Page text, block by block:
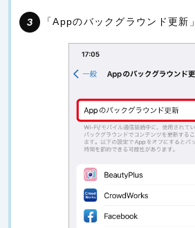
「Appのバックグラウンド更新」